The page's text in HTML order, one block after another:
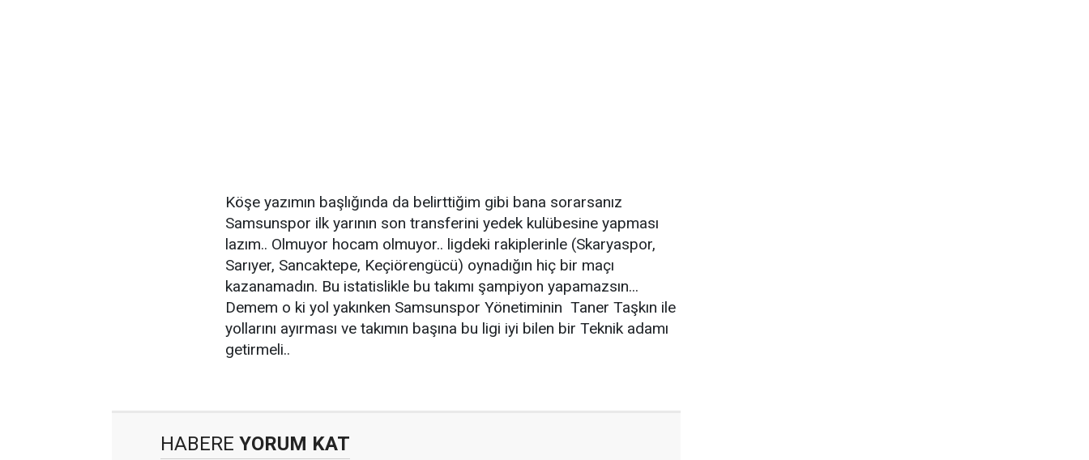
Köşe yazımın başlığında da belirttiğim gibi bana sorarsanız
Samsunspor ilk yarının son transferini yedek kulübesine yapması
lazım.. Olmuyor hocam olmuyor.. ligdeki rakiplerinle (Skaryaspor,
Sarıyer, Sancaktepe, Keçiörengücü) oynadığın hiç bir maçı
kazanamadın. Bu istatislikle bu takımı şampiyon yapamazsın...
Demem o ki yol yakınken Samsunspor Yönetiminin Taner Taşkın ile
yollarını ayırması ve takımın başına bu ligi iyi bilen bir Teknik adamı
getirmeli..
HABERE YORUM KAT